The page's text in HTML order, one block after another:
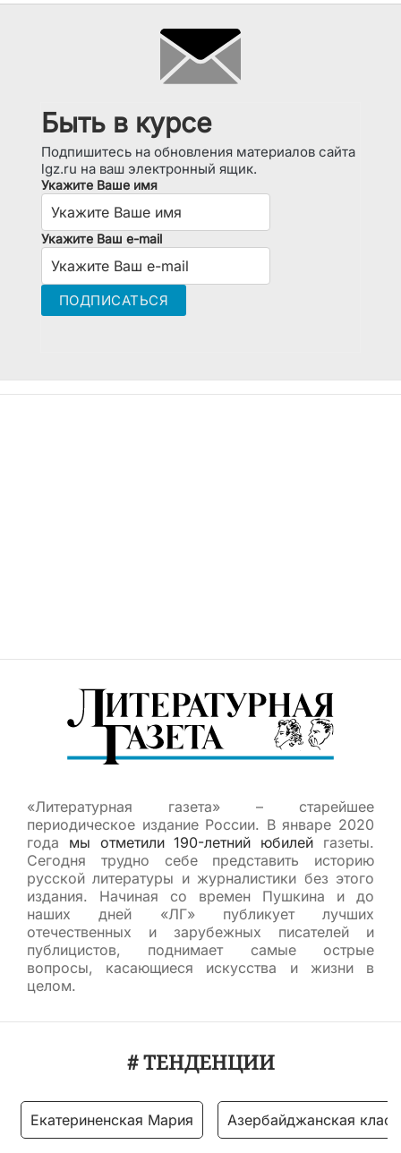
Быть в курсе
Подпишитесь на обновления материалов сайта
lgz.ru на ваш электронный ящик.
Укажите Ваше имя
Укажите Ваш e-mail
«Литературная газета» – старейшее
периодическое издание России. В январе 2020
года мы отметили 190-летний юбилей газеты.
Сегодня трудно себе представить историю
русской литературы и журналистики без этого
издания. Начиная со времен Пушкина и до
наших дней «ЛГ» публикует лучших
отечественных и зарубежных писателей и
публицистов, поднимает самые острые
вопросы, касающиеся искусства и жизни в
целом.
# ТЕНДЕНЦИИ
Екатериненская Мария Азербайджанская